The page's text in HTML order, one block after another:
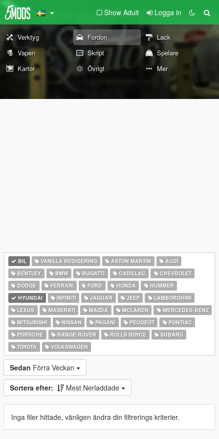
Show Adult Logga in
Verktyg Fordon
Lack
Vapen
Skript
Spelare
Kartor
Övrigt Mer
BIL VANILLA REDIGERING ASTON MARTIN
AUDI
BENTLEY
BMW BUGATTI CADILLAC
CHEVROLET
DODGE
FERRARI FORD HONDA
HUMMER
HYUNDAI
INFINITI JAGUAR JEEP
LAMBORGHINI
LEXUS
MASERATI MAZDA MCLAREN
MERCEDES-BENZ
MITSUBISHI
NISSAN PAGANI PEUGEOT
PONTIAC
PORSCHE
RANGE ROVER ROLLS ROYCE
SUBARU
TOYOTA
VOLKSWAGEN
Sedan Förra Veckan
Sortera efter: Mest Nerladdade
Inga filer hittade, vänligen ändra din filtrerings kriterier.